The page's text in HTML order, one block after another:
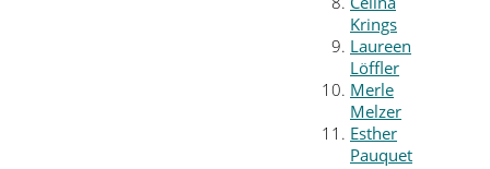
Krings
Laureen
Löffler
Merle
Melzer
Esther
Pauquet